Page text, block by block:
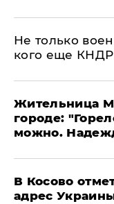
Не только
кого еще КНДР
Жительница
городе:
можно.
В Косово
адрес